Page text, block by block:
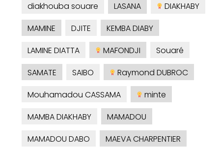
diakhouba souare
LASANA
DIAKHABY
MAMINE
DJITE
KEMBA DIABY
LAMINE DIATTA
MAFONDJI
Souaré
SAMATE
SAIBO
Raymond DUBROC
Mouhamadou CASSAMA
minte
MAMBA DIAKHABY
MAMADOU
MAMADOU DABO
MAEVA CHARPENTIER